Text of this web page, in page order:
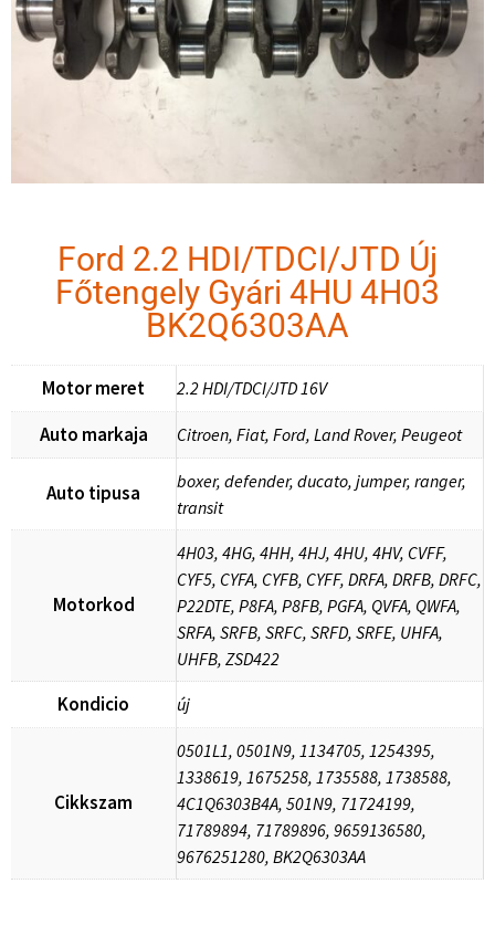
Ford 2.2 HDI/TDCI/JTD Új
Főtengely Gyári 4HU 4H03
BK2Q6303AA
Motor meret 2.2 HDI/TDCI/JTD 16V
Auto markaja Citroen, Fiat, Ford, Land Rover, Peugeot
Auto tipusa
boxer, defender, ducato, jumper, ranger,
transit
Motorkod
4H03, 4HG, 4HH, 4HJ, 4HU, 4HV, CVFF,
CYF5, CYFA, CYFB, CYFF, DRFA, DRFB, DRFC,
P22DTE, P8FA, P8FB, PGFA, QVFA, QWFA,
SRFA, SRFB, SRFC, SRFD, SRFE, UHFA,
UHFB, ZSD422
Kondicio új
Cikkszam
0501L1, 0501N9, 1134705, 1254395,
1338619, 1675258, 1735588, 1738588,
4C1Q6303B4A, 501N9, 71724199,
71789894, 71789896, 9659136580,
9676251280, BK2Q6303AA